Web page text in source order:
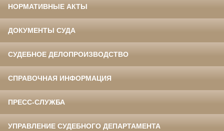
НОРМАТИВНЫЕ АКТЫ
ДОКУМЕНТЫ СУДА
СУДЕБНОЕ ДЕЛОПРОИЗВОДСТВО
СПРАВОЧНАЯ ИНФОРМАЦИЯ
ПРЕСС-СЛУЖБА
УПРАВЛЕНИЕ СУДЕБНОГО ДЕПАРТАМЕНТА